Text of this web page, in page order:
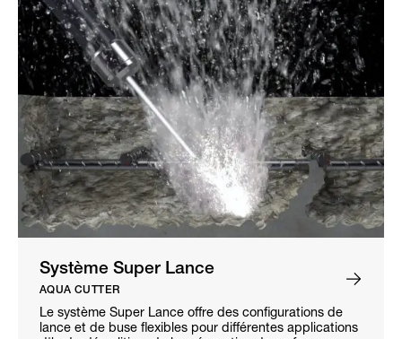
Système Super Lance
AQUA CUTTER
Le système Super Lance offre des configurations de
lance et de buse flexibles pour différentes applications